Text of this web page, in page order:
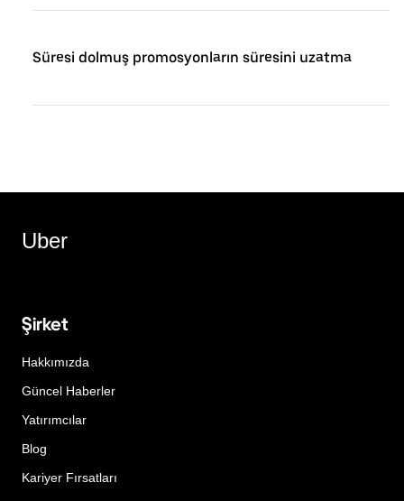
Süresi dolmuş promosyonların süresini uzatma
Uber
Şirket
Hakkımızda
Güncel Haberler
Yatırımcılar
Blog
Kariyer Fırsatları